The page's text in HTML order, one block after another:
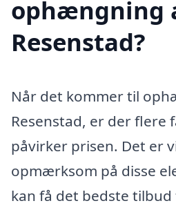
ophængning
Resenstad?
Når det kommer til
Resenstad, er der flere
påvirker prisen. Det er
opmærksom på disse
kan få det bedste